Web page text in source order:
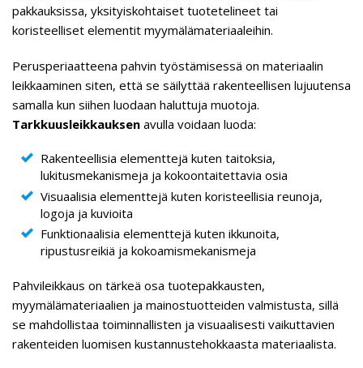
pakkauksissa, yksityiskohtaiset tuotetelineet tai
koristeelliset elementit myymälämateriaaleihin.
Perusperiaatteena pahvin työstämisessä on materiaalin
leikkaaminen siten, että se säilyttää rakenteellisen lujuutensa
samalla kun siihen luodaan haluttuja muotoja.
Tarkkuusleikkauksen avulla voidaan luoda:
Rakenteellisia elementtejä kuten taitoksia,
lukitusmekanismeja ja kokoontaitettavia osia
Visuaalisia elementtejä kuten koristeellisia reunoja,
logoja ja kuvioita
Funktionaalisia elementtejä kuten ikkunoita,
ripustusreikiä ja kokoamismekanismeja
Pahvileikkaus on tärkeä osa tuotepakkausten,
myymälämateriaalien ja mainostuotteiden valmistusta, sillä
se mahdollistaa toiminnallisten ja visuaalisesti vaikuttavien
rakenteiden luomisen kustannustehokkaasta materiaalista.